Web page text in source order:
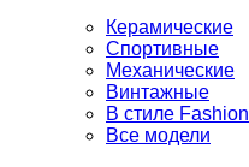
Керамические
Спортивные
Механические
Винтажные
В стиле Fashion
Все модели